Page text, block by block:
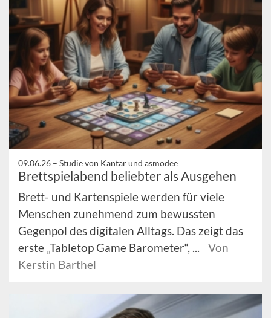
09.06.26 – Studie von Kantar und asmodee
Brettspielabend beliebter als Ausgehen
Brett- und Kartenspiele werden für viele
Menschen zunehmend zum bewussten
Gegenpol des digitalen Alltags. Das zeigt das
erste „Tabletop Game Barometer“, ...
Von
Kerstin Barthel